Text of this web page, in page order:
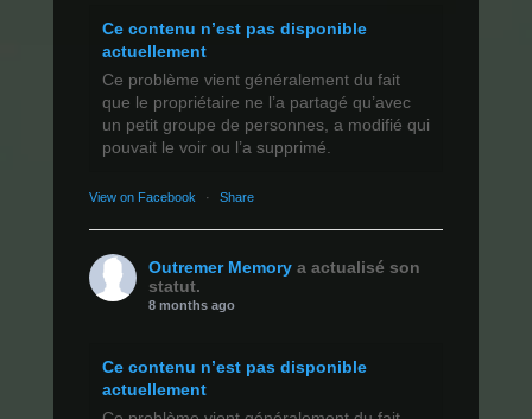
Ce contenu n’est pas disponible
actuellement
Ce problème vient généralement du fait
que le propriétaire ne l’a partagé qu’avec
un petit groupe de personnes, a modifié qui
pouvait le voir ou l’a supprimé.
View on Facebook · Share
Outremer Memory a actualisé son
statut.
8 months ago
Ce contenu n’est pas disponible
actuellement